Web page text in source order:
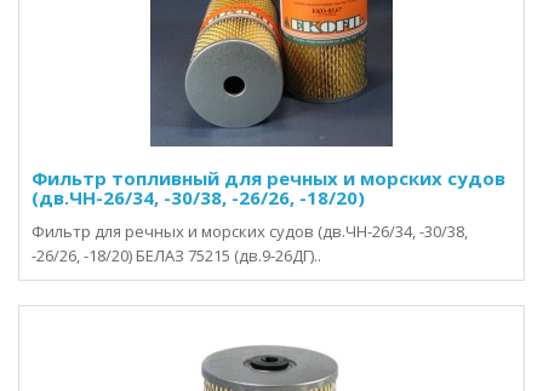
Фильтр топливный для речных и морских судов
(дв.ЧН-26/34, -30/38, -26/26, -18/20)
Фильтр для речных и морских судов (дв.ЧН-26/34, -30/38,
-26/26, -18/20) БЕЛАЗ 75215 (дв.9-26ДГ)..